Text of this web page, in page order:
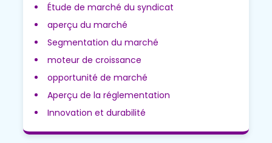
Étude de marché du syndicat
aperçu du marché
Segmentation du marché
moteur de croissance
opportunité de marché
Aperçu de la réglementation
Innovation et durabilité